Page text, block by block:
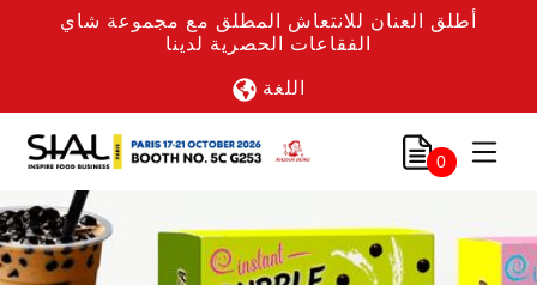
أطلق العنان للانتعاش المطلق مع مجموعة شاي
الفقاعات الحصرية لدينا
اللغة
0